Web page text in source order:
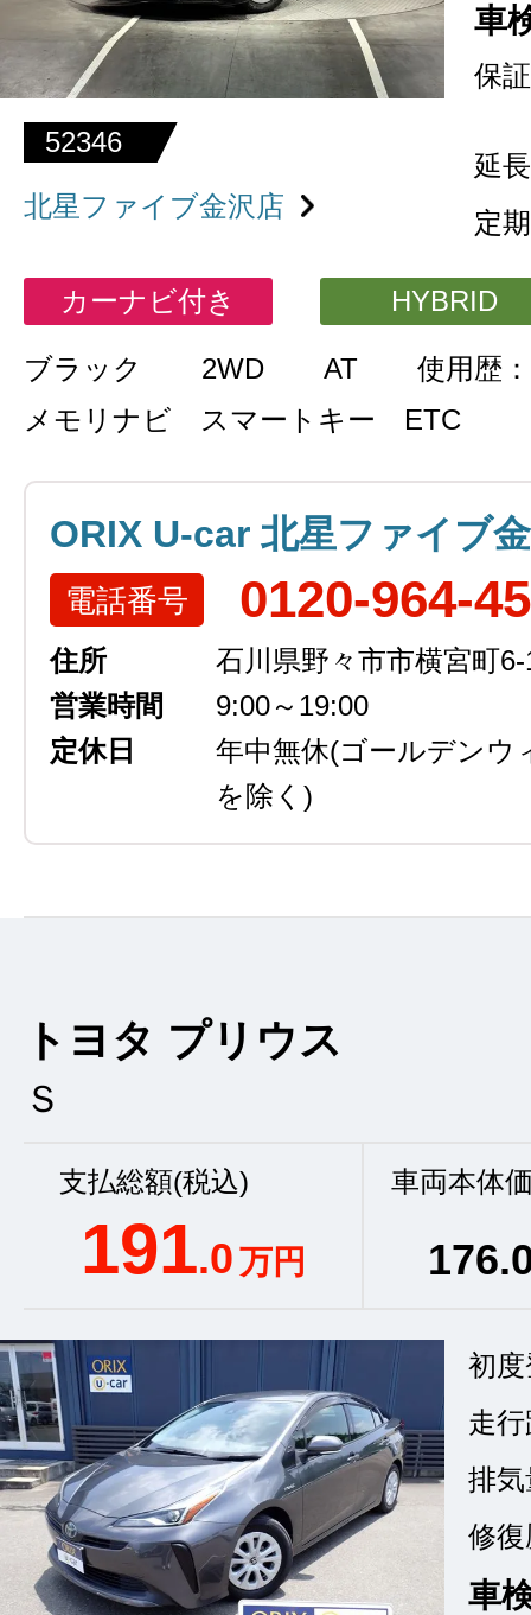
52346
北星ファイブ金沢店
車
保証
延
定
カーナビ付き HYBRID
ブラック 2WD AT
使用歴
メモリナビ スマートキー ETC
ORIX U-car 北星ファイブ
電話番号 0120-964-
住所
石川県野々市市横宮町6-
営業時間
9:00～19:00
定休日
年中無休(ゴールデンウ
を除く)
トヨタ プリウス
Ｓ
支払総額(税込)
191.0万円
車両本体
176
初
走
排気
修復
車